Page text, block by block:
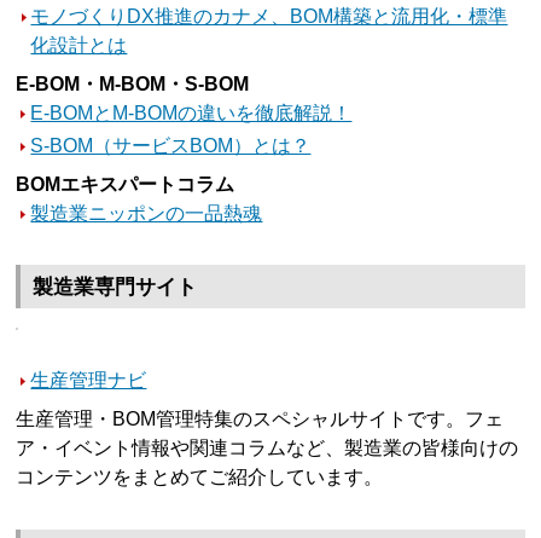
モノづくりDX推進のカナメ、BOM構築と流用化・標準
化設計とは
E-BOM・M-BOM・S-BOM
E-BOMとM-BOMの違いを徹底解説！
S-BOM（サービスBOM）とは？
BOMエキスパートコラム
製造業ニッポンの一品熱魂
製造業専門サイト
生産管理ナビ
生産管理・BOM管理特集のスペシャルサイトです。フェ
ア・イベント情報や関連コラムなど、製造業の皆様向けの
コンテンツをまとめてご紹介しています。